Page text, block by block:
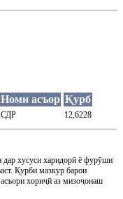
Номи асъор Қурб
СДР 12,6228
хусуси харидорӣ ё фурӯши
Қурби мазкур барои
хориҷӣ аз мизоҷонаш